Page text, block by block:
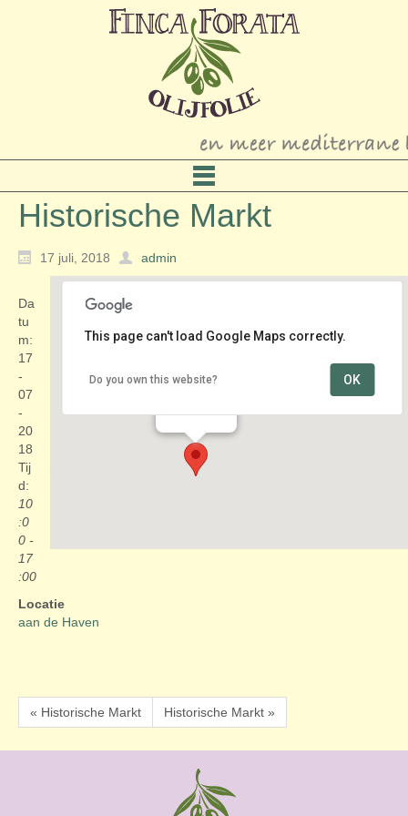
Historische Markt
17 juli, 2018 admin
aan de Haven
This page can't load Google Maps correctly.
Do you own this website? OK
Da
tu
m:
17
-
07
-
20
18
Tij
d:
10
:0
0 -
17
:00
Locatie
aan de Haven
« Historische Markt Historische Markt »